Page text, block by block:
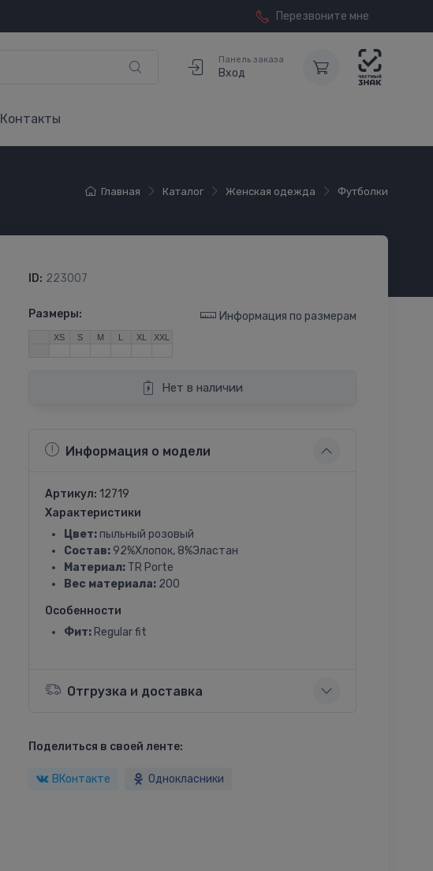
Перезвоните мне
Панель заказа
Вход
Контакты
Главная Каталог Женская одежда Футболки
ID: 223007
Размеры: Информация по размерам
XS S M L XL XXL
Нет в наличии
Информация о модели
Артикул: 12719
Характеристики
Цвет:пыльный розовый
Состав:92%Хлопок, 8%Эластан
Материал:TR Porte
Вес материала:200
Особенности
Фит:Regular fit
Отгрузка и доставка
Поделиться в своей ленте:
ВКонтакте Однокласники